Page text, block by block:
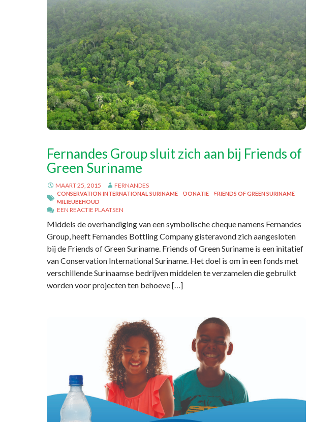
Fernandes Group sluit zich aan bij Friends of
Green Suriname
MAART 25, 2015 FERNANDES
CONSERVATION INTERNATIONAL SURINAME DONATIE
FRIENDS OF GREEN SURINAME
MILIEUBEHOUD
EEN REACTIE PLAATSEN
Middels de overhandiging van een symbolische cheque namens Fernandes
Group, heeft Fernandes Bottling Company gisteravond zich aangesloten
bij de Friends of Green Suriname. Friends of Green Suriname is een initatief
van Conservation International Suriname. Het doel is om in een fonds met
verschillende Surinaamse bedrijven middelen te verzamelen die gebruikt
worden voor projecten ten behoeve […]